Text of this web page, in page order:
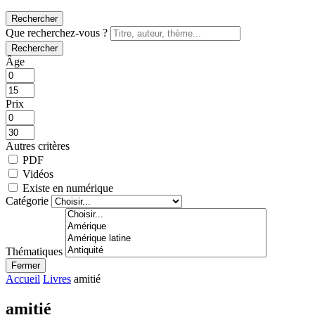
Rechercher
Que recherchez-vous ?
Rechercher
Âge
Prix
Autres critères
PDF
Vidéos
Existe en numérique
Catégorie
Thématiques
Fermer
Accueil Livres amitié
amitié